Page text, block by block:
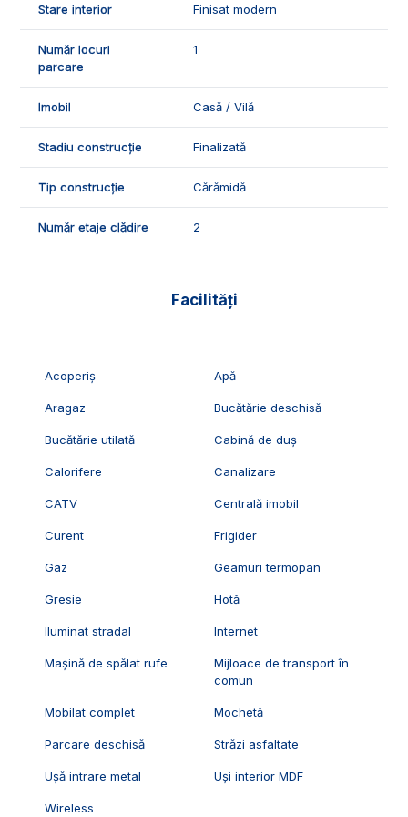
Stare interior Finisat modern
Număr locuri
parcare
1
Imobil Casă / Vilă
Stadiu construcție Finalizată
Tip construcție Cărămidă
Număr etaje clădire 2
Facilități
Acoperiș Apă
Aragaz Bucătărie deschisă
Bucătărie utilată Cabină de duș
Calorifere Canalizare
CATV Centrală imobil
Curent Frigider
Gaz Geamuri termopan
Gresie Hotă
Iluminat stradal Internet
Mașină de spălat rufe
Mijloace de transport în
comun
Mobilat complet Mochetă
Parcare deschisă Străzi asfaltate
Ușă intrare metal Uși interior MDF
Wireless